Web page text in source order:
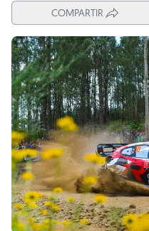
COMPARTIR